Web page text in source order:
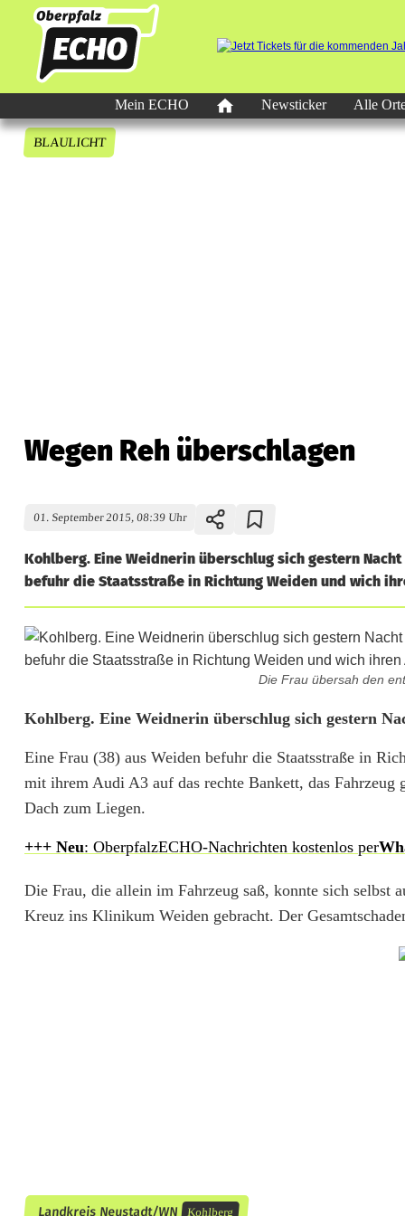
Mein ECHO Newsticker Alle
BLAULICHT
Wegen Reh überschlagen
01. September 2015, 08:39 Uhr
Kohlberg. Eine Weidnerin überschlug sich gestern
befuhr die Staatsstraße in Richtung Weiden und wich
Die Frau übersah den
W
e
g
n
R
e
h
Kohlberg. Eine Weidnerin überschlug sich gestern
Eine Frau (38) aus Weiden befuhr die Staatsstraße in
mit ihrem Audi A3 auf das rechte Bankett, das
Dach zum Liegen.
+++ Neu: OberpfalzECHO-Nachrichten kostenlos per
Die Frau, die allein im Fahrzeug saß, konnte sich selbst
Kreuz ins Klinikum Weiden gebracht. Der
Landkreis Neustadt/WN Kohlberg